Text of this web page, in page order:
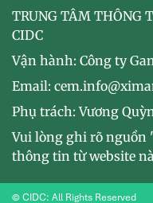
TRUNG TÂM THÔNG
CIDC
Vận hành: Công ty
Email:
Phụ trách: Vương
Vui lòng ghi rõ
thông tin từ website
© CIDC: All Rights Reserved